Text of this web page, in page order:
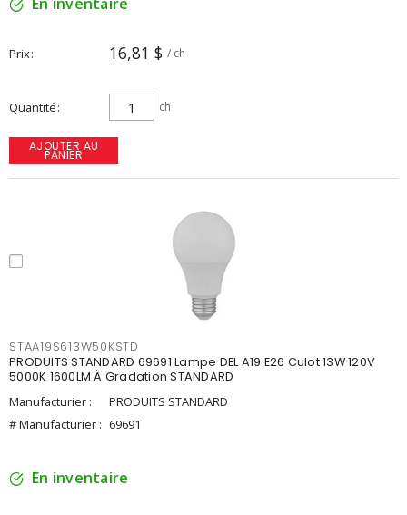
Prix 16,81 $ / ch
Quantité ch
AJOUTER AU
PANIER
STAA19S613W50KSTD
PRODUITS STANDARD 69691 Lampe DEL A19 E26 Culot 13W 120V
5000K 1600LM À Gradation STANDARD
Manufacturier :
PRODUITS STANDARD
# Manufacturier : 69691
En inventaire